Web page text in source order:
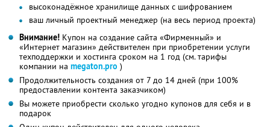
высоконадёжное хранилище данных с шифрованием
ваш личный проектный менеджер (на весь период проекта)
Внимание! Купон на создание сайта «Фирменный» и
«Интернет магазин» действителен при приобретении услуги
техподдержки и хостинга сроком на 1 год (см. тарифы
компании на megaton.pro )
Продолжительность создания от 7 до 14 дней (при 100%
предоставлении контента заказчиком)
Вы можете приобрести сколько угодно купонов для себя и в
подарок